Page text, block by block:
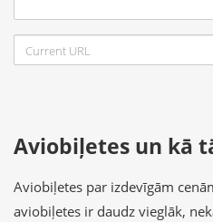
Aviobiļetes un kā
Aviobiļetes par izdevīgām
aviobiļetes ir daudz vieglāk,